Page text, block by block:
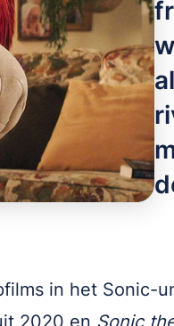
in het Sonic-
2020 en Sonic